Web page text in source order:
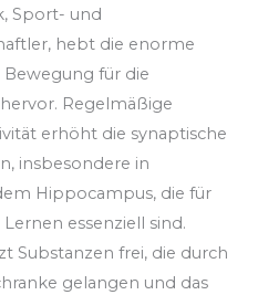
Sport- und
hebt die enorme
für die
Regelmäßige
erhöht die synaptische
insbesondere in
Hippocampus, die für
essenziell sind.
Substanzen frei, die durch
gelangen und das